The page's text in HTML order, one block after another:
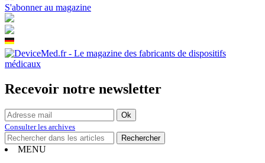
S'abonner au magazine
Recevoir notre newsletter
Consulter les archives
MENU